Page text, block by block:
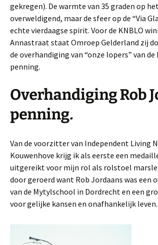
gekregen). De warmte van 35 graden op
overweldigend, maar de sfeer op de “Via
echte vierdaagse spirit. Voor de KNBLO
Annastraat staat Omroep Gelderland zij
de overhandiging van “onze lopers” van de
penning.
Overhandiging Rob
penning.
Van de voorzitter van Independent Living
Kouwenhove krijg ik als eerste een
uitgereikt voor mijn rol als rolstoel
door geroerd want Rob Jordaans was een
van de Mytylschool in Dordrecht en een
voor gelijke kansen en onafhankelijk leven.